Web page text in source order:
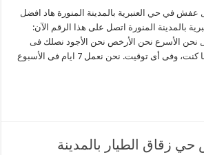
في حي العنبرية بالمدينة المنورة هاد افضل
بالمدينة المنورة اتصل على هذا الرقم الآن:
الأفضل نحن الأسرع نحن الأرخص نحن الأجود نصلك فى
اقصى سرعة ممكنة، أينما كنت، وفى أى توقيت. نحن نعمل 7 ايام فى الأسبوع
زقاق الطيار بالمدينة